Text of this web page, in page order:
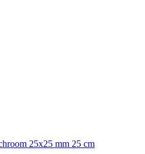
25x25 mm 25 cm